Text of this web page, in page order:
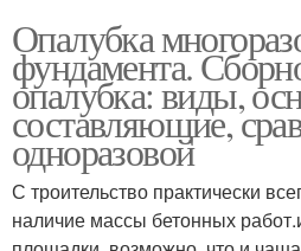
Несъемная опалубка
Фундамент без
опалубки
Опалубка
фундамента.
опалубка: виды,
составляющие,
одноразовой
С троительство практически
наличие массы бетонных